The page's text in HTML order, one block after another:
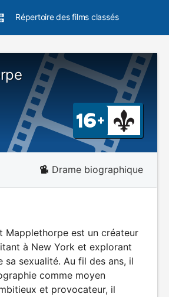
Répertoire des films classés
Drame biographique
Mapplethorpe est un créateur
à New York et explorant
sa sexualité. Au fil des ans, il
comme moyen
et provocateur, il